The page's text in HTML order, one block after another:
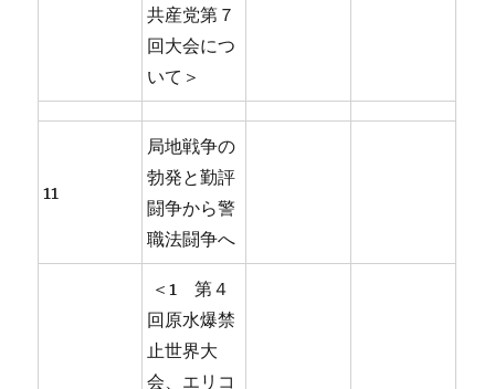
共産党第７
回大会につ
いて＞
11
局地戦争の
勃発と勤評
闘争から警
職法闘争へ
＜1 第４
回原水爆禁
止世界大
会、エリコ